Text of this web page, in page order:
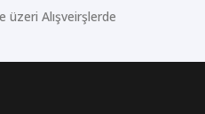
üzeri Alışveirşlerde